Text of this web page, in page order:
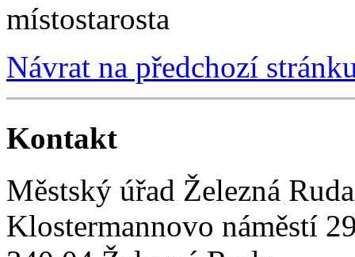
Návrat na předchozí
Kontakt
Městský úřad Železná Ruda
Klostermannovo náměstí